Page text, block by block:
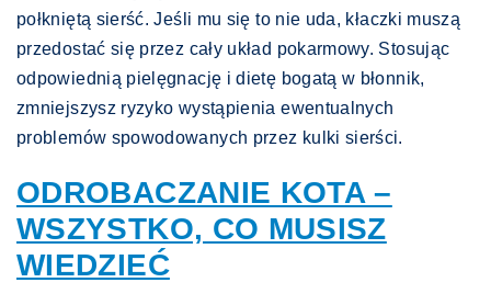
połkniętą sierść. Jeśli mu się to nie uda, kłaczki muszą
przedostać się przez cały układ pokarmowy. Stosując
odpowiednią pielęgnację i dietę bogatą w błonnik,
zmniejszysz ryzyko wystąpienia ewentualnych
problemów spowodowanych przez kulki sierści.
ODROBACZANIE KOTA –
WSZYSTKO, CO MUSISZ
WIEDZIEĆ